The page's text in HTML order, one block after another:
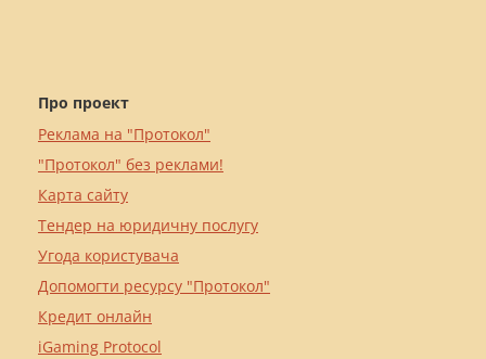
Про проект
Реклама на "Протокол"
"Протокол" без реклами!
Карта сайту
Тендер на юридичну послугу
Угода користувача
Допомогти ресурсу "Протокол"
Кредит онлайн
iGaming Protocol